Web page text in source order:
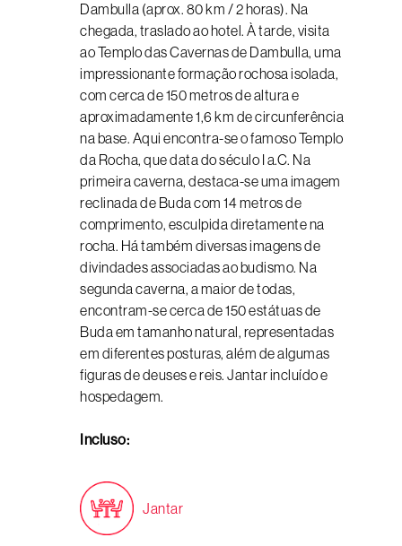
Dambulla (aprox. 80 km / 2 horas). Na
chegada, traslado ao hotel. À tarde, visita
ao Templo das Cavernas de Dambulla, uma
impressionante formação rochosa isolada,
com cerca de 150 metros de altura e
aproximadamente 1,6 km de circunferência
na base. Aqui encontra-se o famoso Templo
da Rocha, que data do século I a.C. Na
primeira caverna, destaca-se uma imagem
reclinada de Buda com 14 metros de
comprimento, esculpida diretamente na
rocha. Há também diversas imagens de
divindades associadas ao budismo. Na
segunda caverna, a maior de todas,
encontram-se cerca de 150 estátuas de
Buda em tamanho natural, representadas
em diferentes posturas, além de algumas
figuras de deuses e reis. Jantar incluído e
hospedagem.
Incluso:
Jantar